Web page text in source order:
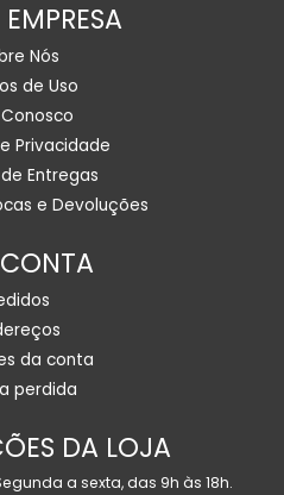
Nós
de Uso
Privacidade
Entregas
e Devoluções
da conta
perdida
DA LOJA
a sexta, das 9h às 18h.